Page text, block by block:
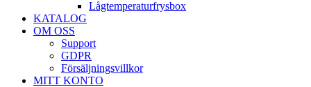
Lågtemperaturfrysbox
KATALOG
OM OSS
Support
GDPR
Försäljningsvillkor
MITT KONTO